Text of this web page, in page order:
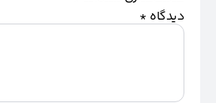
دیدگاه *